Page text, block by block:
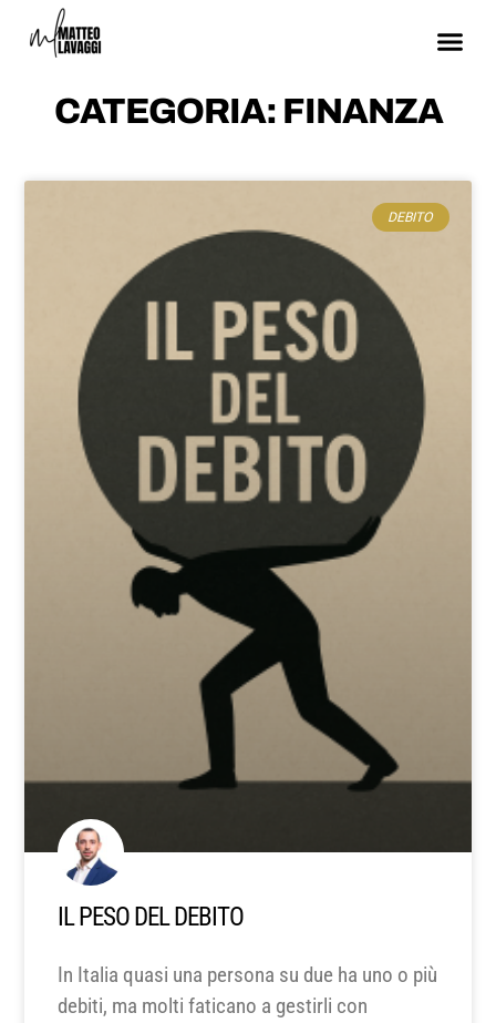
CATEGORIA: FINANZA
DEBITO
IL PESO DEL DEBITO
In Italia quasi una persona su due ha uno o più
debiti, ma molti faticano a gestirli con